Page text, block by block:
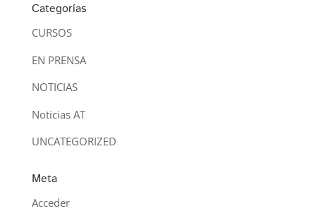
Categorías
CURSOS
EN PRENSA
NOTICIAS
Noticias AT
UNCATEGORIZED
Meta
Acceder